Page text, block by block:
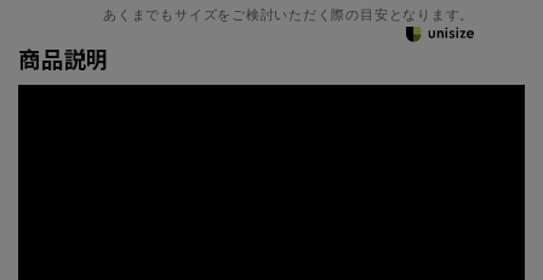
あくまでもサイズをご検討いただく際の目安となります。
商品説明